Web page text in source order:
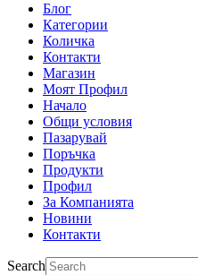
Блог
Категории
Количка
Контакти
Магазин
Моят Профил
Начало
Общи условия
Пазарувай
Поръчка
Продукти
Профил
За Компанията
Новини
Контакти
Search